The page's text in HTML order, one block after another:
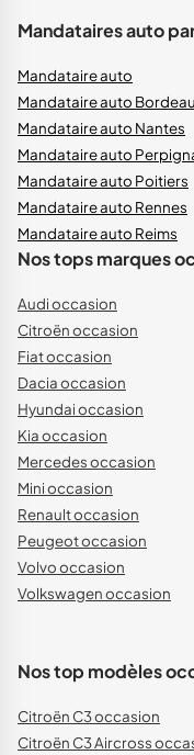
Mandataires auto
Mandataire auto
Mandataire auto
Mandataire auto Nantes
Mandataire auto
Mandataire auto Poitiers
Mandataire auto Rennes
Mandataire auto Reims
Nos tops marques
Audi occasion
Citroën occasion
Fiat occasion
Dacia occasion
Hyundai occasion
Kia occasion
Mercedes occasion
Mini occasion
Renault occasion
Peugeot occasion
Volvo occasion
Volkswagen occasion
Nos top modèles
Citroën C3 occasion
Citroën C3 Aircross